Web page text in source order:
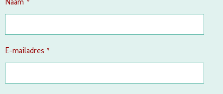
e
r
e
n
E-mailadres *